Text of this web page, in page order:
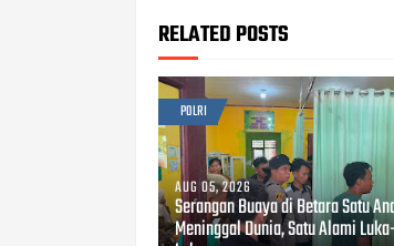
RELATED POSTS
POLRI
AUG 05, 2026
Serangan Buaya di Betara Satu
Meninggal Dunia, Satu Alami